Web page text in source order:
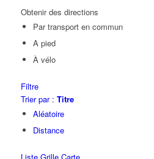
Obtenir des directions
Par transport en commun
A pied
À vélo
Filtre
Trier par : Titre
Aléatoire
Distance